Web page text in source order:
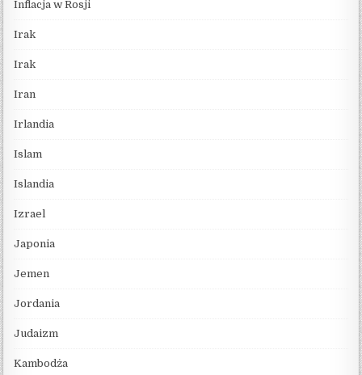
Inflacja w Rosji
Irak
Irak
Iran
Irlandia
Islam
Islandia
Izrael
Japonia
Jemen
Jordania
Judaizm
Kambodża